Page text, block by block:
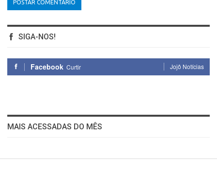
SIGA-NOS!
Facebook Curtir Jojô Notícias
MAIS ACESSADAS DO MÊS